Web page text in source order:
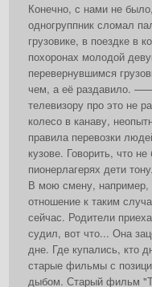
Конечно, с нами не
одногруппник сломал
грузовике, в поездке в
похоронах молодой
перевернувшимся
чем, а её
телевизору про это не
колесо в канаву,
правила перевозки
кузове. Говорить, что
пионерлагерях дети
В мою смену, например,
отношение к таким
сейчас. Родители
судил, вот что... Она
дне. Где купались, кто
старые фильмы с
дыбом. Старый фильм